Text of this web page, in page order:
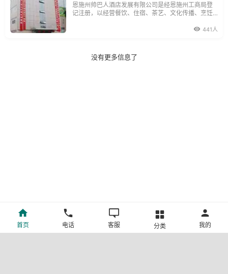
恩施州帅巴人酒店发展有限公司是经恩施州工商局登
记注册，以经营餐饮、住宿、茶艺、文化传播、烹饪
（二星级）、帅巴人食府、帅巴人语茶三个经营实
人，管理人
441人
没有更多信息了
首页 电话 客服 分类 我的